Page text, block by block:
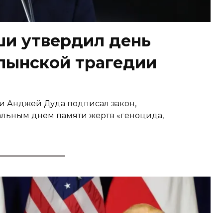
утвердил день
трагедии
Анджей Дуда подписал закон,
днем памяти жертв «геноцида,